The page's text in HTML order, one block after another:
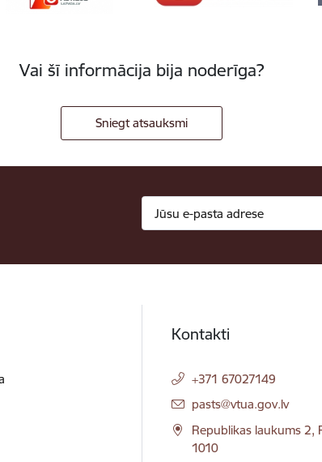
Vai šī informācija bija noderīga?
Sniegt atsauksmi
Kontakti
+371 67027149
E-pasts:
pasts@vtua.gov.lv
Republikas laukums 2,
1010